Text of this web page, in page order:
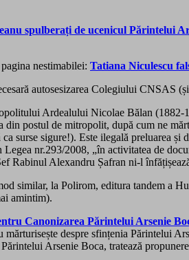
spulberați de ucenicul Părintelui
nestimabilei: Tatiana Niculescu
autosesizarea Colegiului CNSAS
Ardealului Nicolae Bălan
din postul de mitropolit, după cum ne
surse sigure!). Este ilegală
nr.293/2008, „în activitatea de
Rabinul Alexandru Șafran ni-l
similar, la Polirom, editura tandem a
amintim).
Canonizarea Părintelui Arsenie
mărturisește despre sfințenia
Arsenie Boca, tratează